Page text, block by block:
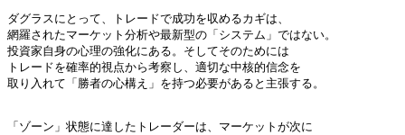
ダグラスにとって、トレードで成功を収めるカギは、
網羅されたマーケット分析や最新型の「システム」ではない。
投資家自身の心理の強化にある。そしてそのためには
トレードを確率的視点から考察し、適切な中核的信念を
取り入れて「勝者の心構え」を持つ必要があると主張する。
「ゾーン」状態に達したトレーダーは、マーケットが次に